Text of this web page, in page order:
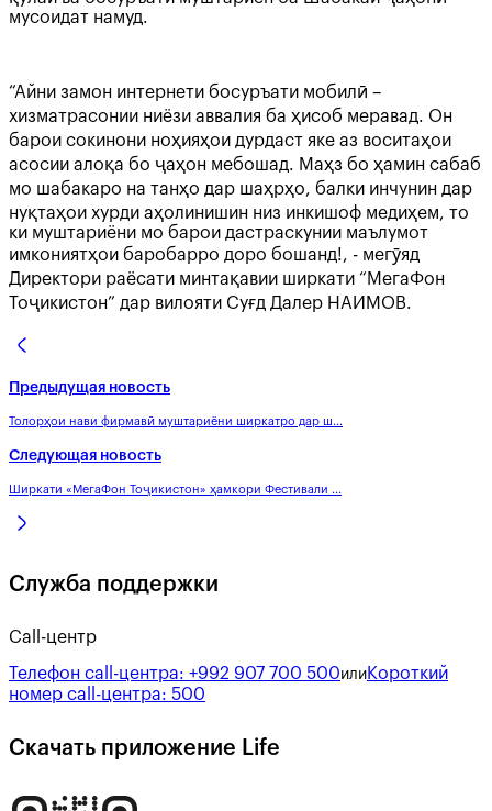
мусоидат намуд.
“Айни замон интернети босуръати мобилӣ –
хизматрасонии ниёзи аввалия ба ҳисоб меравад. Он
барои сокинони ноҳияҳои дурдаст яке аз воситаҳои
асосии алоқа бо ҷаҳон мебошад. Маҳз бо ҳамин сабаб
мо шабакаро на танҳо дар шаҳрҳо, балки инчунин дар
нуқтаҳои хурди аҳолинишин низ инкишоф медиҳем, то
ки муштариёни мо барои дастраскунии маълумот
имкониятҳои баробарро доро бошанд!, - мегӯяд
Директори раёсати минтақавии ширкати “МегаФон
Тоҷикистон” дар вилояти Суғд Далер НАИМОВ.
Предыдущая новость
Толорҳои нави фирмавӣ муштариёни ширкатро дар ш...
Следующая новость
Ширкати «МегаФон Тоҷикистон» ҳамкори Фестивали ...
Служба поддержки
Call-центр
Телефон call-центра: +992 907 700 500или Короткий
номер call-центра: 500
Скачать приложение Life